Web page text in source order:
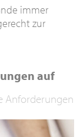
immer
zur
auf
Anforderungen